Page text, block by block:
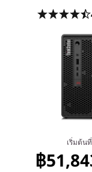
i9-
10 Pro
เริ่มต้นที่
฿